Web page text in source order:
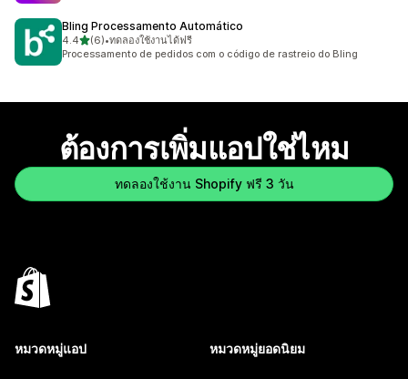
Bling Processamento Automático
4.4เต็ม 5 ดาว
(6)
ทั้งหมด 6 รีวิว
•ทดลองใช้งานได้ฟรี
Processamento de pedidos com o código de rastreio do Bling
ต้องการเพิ่มแอปใช่ไหม
ทดลองใช้งาน Shopify ฟรี 3 วัน
หมวดหมู่แอป หมวดหมู่ยอดนิยม